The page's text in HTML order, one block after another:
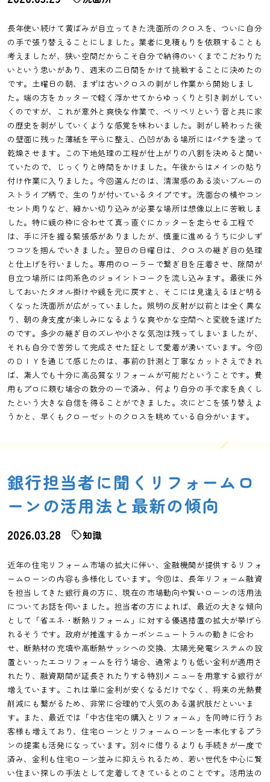
長年使い続けて黄ばみが目立ってきた洗面所のクロスを、ついに自分
の手で張り替えることにしました。業者に見積もりを依頼することも
考えましたが、狭い空間だからこそ自分で納得のいくまでこだわりた
いという思いがあり、週末の二日間をかけて挑戦することに決めたの
です。土曜日の朝、まずは古いクロスの剥がし作業から開始しまし
た。端の方をカッターで軽く浮かせてからゆっくりと引き剥がしてい
くのですが、これが意外と爽快な作業で、ベリベリという音と共に家
の歴史を剥がしていくような感覚を味わいました。剥がし終わった後
の壁面に残った薄紙を平らに整え、凸凹がある場所にはパテを塗って
乾燥させます。この下地処理の工程が仕上がりの八割を決めると聞い
ていたので、じっくりと時間をかけました。午後からはメインの貼り
付け作業に入りました。今回選んだのは、清潔感のある淡いブルーの
ストライプ柄で、生のりが付いているタイプです。洗面台の横やコン
セント周りなど、細かい切り込みが必要な場所は想像以上に苦戦しま
した。特に鏡の枠に合わせて真っ直ぐにカッターを走らせる工程で
は、手に汗を握る緊張感がありましたが、慎重に進めるうちに少しず
つコツを掴んでいきました。翌日の日曜日は、クロスの継ぎ目の処理
と仕上げを行いました。専用のローラーで繋ぎ目を圧着させ、隙間が
目立つ場所には同系色のジョイントコークを流し込みます。最後に外
しておいたタオル掛けや鏡を元に戻すと、そこには見違えるほど明る
くなった洗面所が広がっていました。照明の反射が以前とは全く異な
り、朝の身支度が楽しみになるような爽やかな空間へと変貌を遂げた
のです。多少の継ぎ目のズレや小さな気泡は残ってしまいましたが、
それも自分で苦労して完成させた証として愛着が湧いています。今回
のＤＩＹを通じて感じたのは、事前の計測と丁寧なカットさえできれ
ば、素人でも十分に高品質なリフォームが可能だということです。費
用もプロに頼む場合の数分の一で済み、何より自分の手で家を良くし
たという大きな自信を得ることができました。次にどこを張り替えよ
うかと、早くもクローゼットのクロスを眺めている自分がいます。
銀行担当者に聞くリフォームロ
ーンの活用法と最新の傾向
2026.03.28 知識
近年の住宅リフォーム市場の拡大に伴い、金融機関が提供するリフォ
ームローンの内容も多様化しています。今回は、長年リフォーム融資
を担当してきた銀行員の方に、現在の市場動向や賢いローンの活用法
についてお話を伺いました。担当者の方によれば、最近の大きな傾向
として「省エネ・断熱リフォーム」に対する優遇措置の拡大が挙げら
れるそうです。政府が推進するカーボンニュートラルの動きに合わ
せ、断熱材の充填や高断熱サッシへの交換、太陽光発電システムの設
置といったエコリフォームを行う場合、通常よりも低い金利が適用さ
れたり、融資期間が延長されたりする特別メニューを用意する銀行が
増えています。これは単に金利が安くなるだけでなく、将来の光熱費
削減にも繋がるため、非常に合理的で人気のある選択肢だといいま
す。また、最近では「中古住宅の購入とリフォーム」を同時に行うお
客様も増えており、住宅ローンとリフォームローンを一本化するプラ
ンの提案も活発になっています。別々に借りるよりも手続きが一度で
済み、金利も住宅ローン並みに抑えられるため、若い世代を中心に賢
い住まい探しの手法として定着してきているとのことです。活用法の